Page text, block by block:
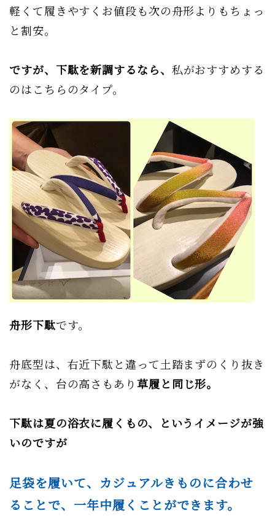
軽くて履きやすくお値段も次の舟形よりもちょっ
と割安。
ですが、下駄を新調するなら、 私がおすすめする
のはこちらのタイプ。
舟形下駄です。
舟底型は、右近下駄と違って土踏まずのくり抜き
がなく、台の高さもあり 草履と同じ形。
下駄は夏の浴衣に履くもの、というイメージが強
いのですが
足袋を履いて、カジュアルきものに合わせ
ることで、一年中履くことができます。